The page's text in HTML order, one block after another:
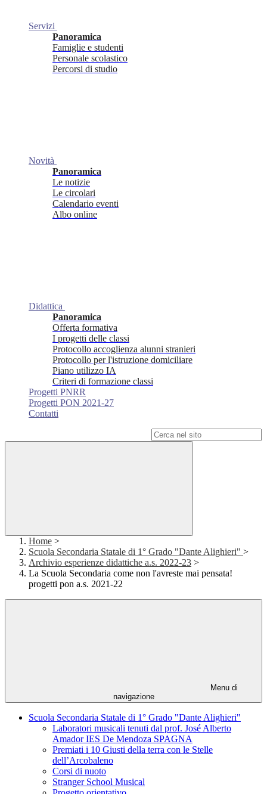
Servizi
Panoramica
Famiglie e studenti
Personale scolastico
Percorsi di studio
Novità
Panoramica
Le notizie
Le circolari
Calendario eventi
Albo online
Didattica
Panoramica
Offerta formativa
I progetti delle classi
Protocollo accoglienza alunni stranieri
Protocollo per l'istruzione domiciliare
Piano utilizzo IA
Criteri di formazione classi
Progetti PNRR
Progetti PON 2021-27
Contatti
Home >
Scuola Secondaria Statale di 1° Grado "Dante Alighieri" >
Archivio esperienze didattiche a.s. 2022-23 >
La Scuola Secondaria come non l'avreste mai pensata!
progetti pon a.s. 2021-22
Menu di
navigazione
Scuola Secondaria Statale di 1° Grado "Dante Alighieri"
Laboratori musicali tenuti dal prof. José Alberto
Amador IES De Mendoza SPAGNA
Premiati i 10 Giusti della terra con le Stelle
dell’Arcobaleno
Corsi di nuoto
Stranger School Musical